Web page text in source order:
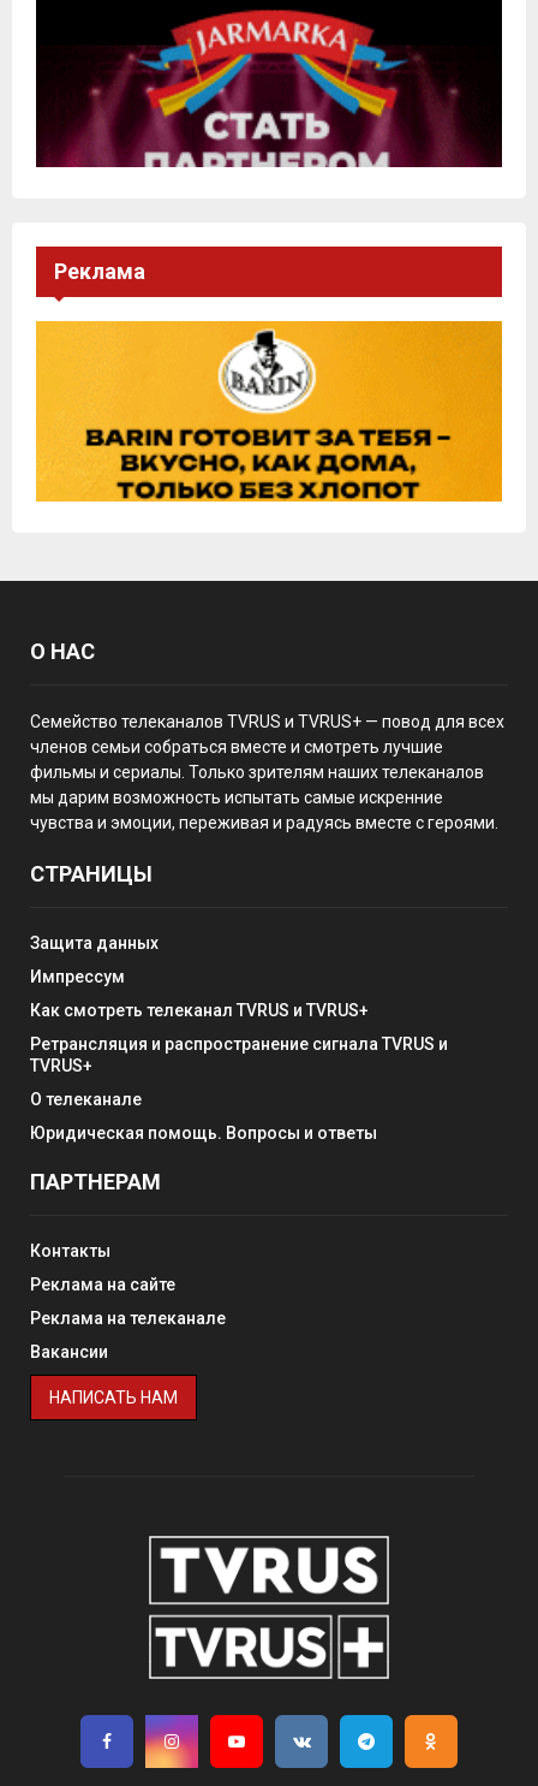
Реклама
О НАС
Семейство телеканалов TVRUS и TVRUS+ — повод для всех
членов семьи собраться вместе и смотреть лучшие
фильмы и сериалы. Только зрителям наших телеканалов
мы дарим возможность испытать самые искренние
чувства и эмоции, переживая и радуясь вместе с героями.
СТРАНИЦЫ
Защита данных
Импрессум
Как смотреть телеканал TVRUS и TVRUS+
Ретрансляция и распространение сигнала TVRUS и
TVRUS+
О телеканале
Юридическая помощь. Вопросы и ответы
ПАРТНЕРАМ
Контакты
Реклама на сайте
Реклама на телеканале
Вакансии
НАПИСАТЬ НАМ